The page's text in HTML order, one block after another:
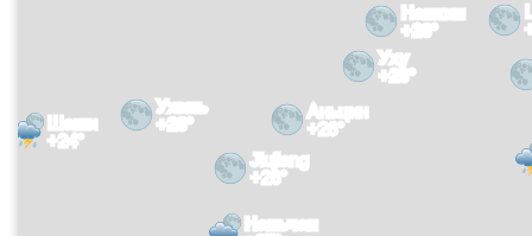
Ухань
+28°
Нанкин
+26°
Наньчан
Уху
+26°
Шаши
+24°
Аньцин
+26°
Jiujiang
+26°